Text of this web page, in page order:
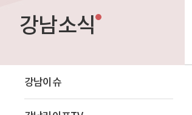
페
이
지
메
인
강남소식
강남이슈